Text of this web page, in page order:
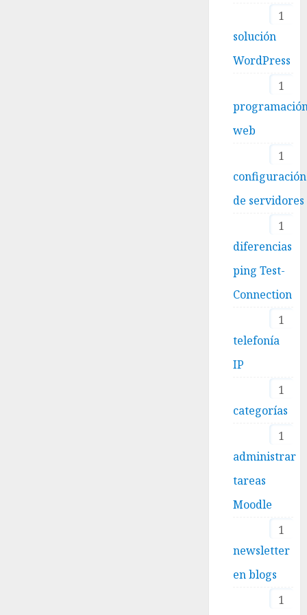
1
solución
WordPress
1
web
1
configuración
de servidores
1
diferencias
ping Test-
Connection
1
telefonía
IP
1
categorías
1
administrar
tareas
Moodle
1
newsletter
en blogs
1